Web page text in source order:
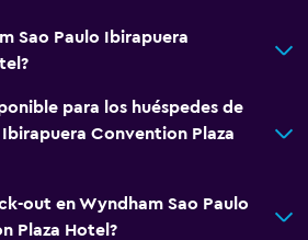
Sao Paulo Ibirapuera
para los huéspedes de
Convention Plaza
out en Wyndham Sao Paulo
Plaza Hotel?